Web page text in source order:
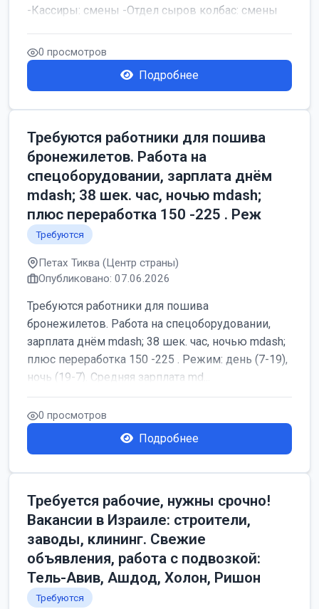
-Кассиры: смены -Отдел сыров колбас: смены
0 просмотров
Подробнее
Требуются работники для пошива
бронежилетов. Работа на
спецоборудовании, зарплата днём
mdash; 38 шек. час, ночью mdash;
плюс переработка 150 -225 . Реж
Требуются
Петах Тиква (Центр страны)
Опубликовано: 07.06.2026
Требуются работники для пошива
бронежилетов. Работа на спецоборудовании,
зарплата днём mdash; 38 шек. час, ночью mdash;
плюс переработка 150 -225 . Режим: день (7-19),
ночь (19-7). Средняя зарплата md...
0 просмотров
Подробнее
Требуется рабочие, нужны срочно!
Вакансии в Израиле: строители,
заводы, клининг. Свежие
объявления, работа с подвозкой:
Тель-Авив, Ашдод, Холон, Ришон
Требуются